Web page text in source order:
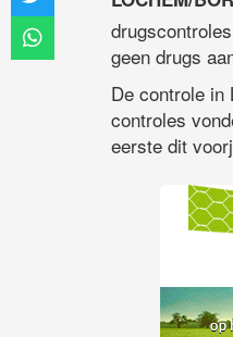
geen drugs
De controle in
controles
eerste dit